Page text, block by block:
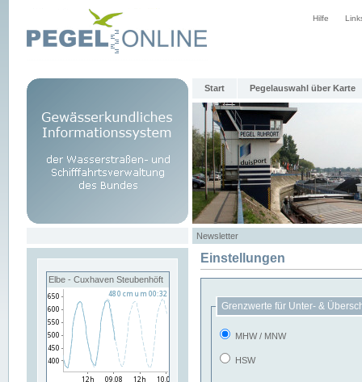
Hilfe
Start Pegelauswahl über Karte
Newsletter
Elbe - Cuxhaven Steubenhöft
Einstellungen
Grenzwerte für Unter- &
MHW / MNW
HSW